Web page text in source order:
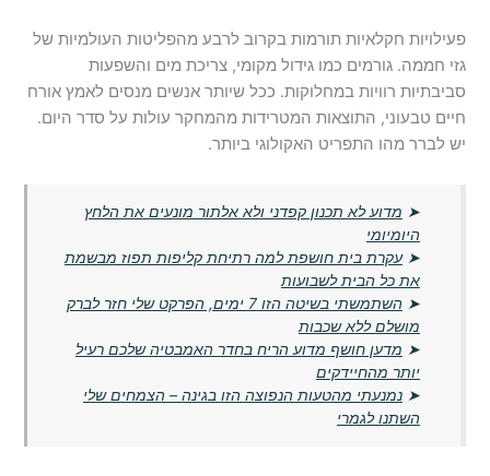
פעילויות חקלאיות תורמות בקרוב לרבע מהפליטות העולמיות של
גזי חממה. גורמים כמו גידול מקומי, צריכת מים והשפעות
סביבתיות רוויות במחלוקות. ככל שיותר אנשים מנסים לאמץ אורח
חיים טבעוני, התוצאות המטרידות מהמחקר עולות על סדר היום.
יש לברר מהו התפריט האקולוגי ביותר.
➤ מדוע לא תכנון קפדני ולא אלתור מונעים את הלחץ
היומיומי
➤עקרת בית חושפת למה רתיחת קליפות תפוז מבשמת
את כל הבית לשבועות
➤
השתמשתי בשיטה הזו 7 ימים, הפרקט שלי חזר לברק
מושלם ללא שכבות
➤ מדען חושף מדוע הריח בחדר האמבטיה שלכם רעיל
יותר מהחיידקים
➤נמנעתי מהטעות הנפוצה הזו בגינה – הצמחים שלי
השתנו לגמרי